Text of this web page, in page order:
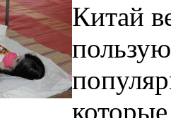
Китай